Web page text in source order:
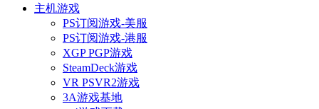
主机游戏
PS订阅游戏-美服
PS订阅游戏-港服
XGP PGP游戏
SteamDeck游戏
VR PSVR2游戏
3A游戏基地